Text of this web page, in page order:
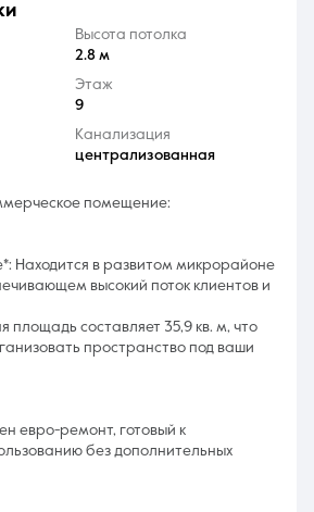
(861) 297-00-00
с 08:30 до 20:00
Высота потолка
2.8 м
Этаж
9
Канализация
централизованная
помещение:
Находится в развитом микрорайоне
высокий поток клиентов и
составляет 35,9 кв. м, что
пространство под ваши
евро-ремонт, готовый к
без дополнительных